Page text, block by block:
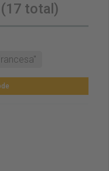
(17 total)